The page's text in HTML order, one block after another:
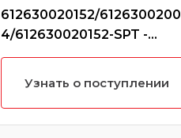
612630020152/
4/612630020152-SPT -
Поршневая группа WP12
характеристики)
Узнать о поступлении